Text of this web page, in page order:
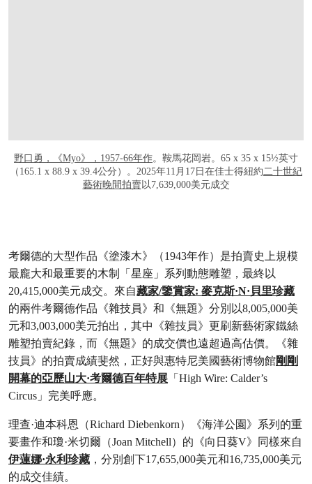
野口勇，《Myo》，1957-66年作。鞍馬花岡岩。65 x 35 x 15½英寸
（165.1 x 88.9 x 39.4公分）。2025年11月17日在佳士得紐約二十世紀
藝術晚間拍賣 以7,639,000美元成交
考爾德的大型作品《塗漆木》（1943年作）是拍賣史上規模
最龐大和最重要的木制「星座」系列動態雕塑，最終以
20,415,000美元成交。來自藏家/鑒賞家: 麥克斯·N·貝里珍藏
的兩件考爾德作品《雜技員》和《無題》分別以8,005,000美
元和3,003,000美元拍出，其中《雜技員》更刷新藝術家鐵絲
雕塑拍賣紀錄，而《無題》的成交價也遠超過高估價。《雜
技員》的拍賣成績斐然，正好與惠特尼美國藝術博物館剛剛
開幕的亞歷山大·考爾德百年特展 「High Wire: Calder’s
Circus」完美呼應。
理查·迪本科恩（Richard Diebenkorn）《海洋公園》系列的重
要畫作和瓊·米切爾（Joan Mitchell）的《向日葵V》同樣來自
伊蓮娜·永利珍藏 ，分別創下17,655,000美元和16,735,000美元
的成交佳績。